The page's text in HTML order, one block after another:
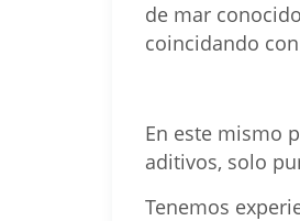
de mar
coincidando
En este mismo
aditivos, solo
Tenemos